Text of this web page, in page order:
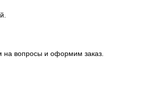
на вопросы и оформим заказ.